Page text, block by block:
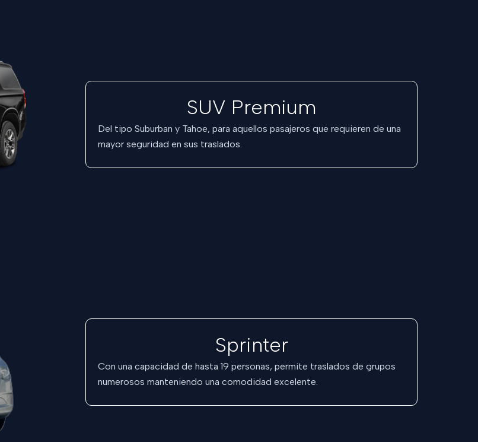
SUV Premium
Del tipo Suburban y Tahoe, para aquellos pasajeros que requieren de una
mayor seguridad en sus traslados.
Sprinter
Con una capacidad de hasta 19 personas, permite traslados de grupos
numerosos manteniendo una comodidad excelente.